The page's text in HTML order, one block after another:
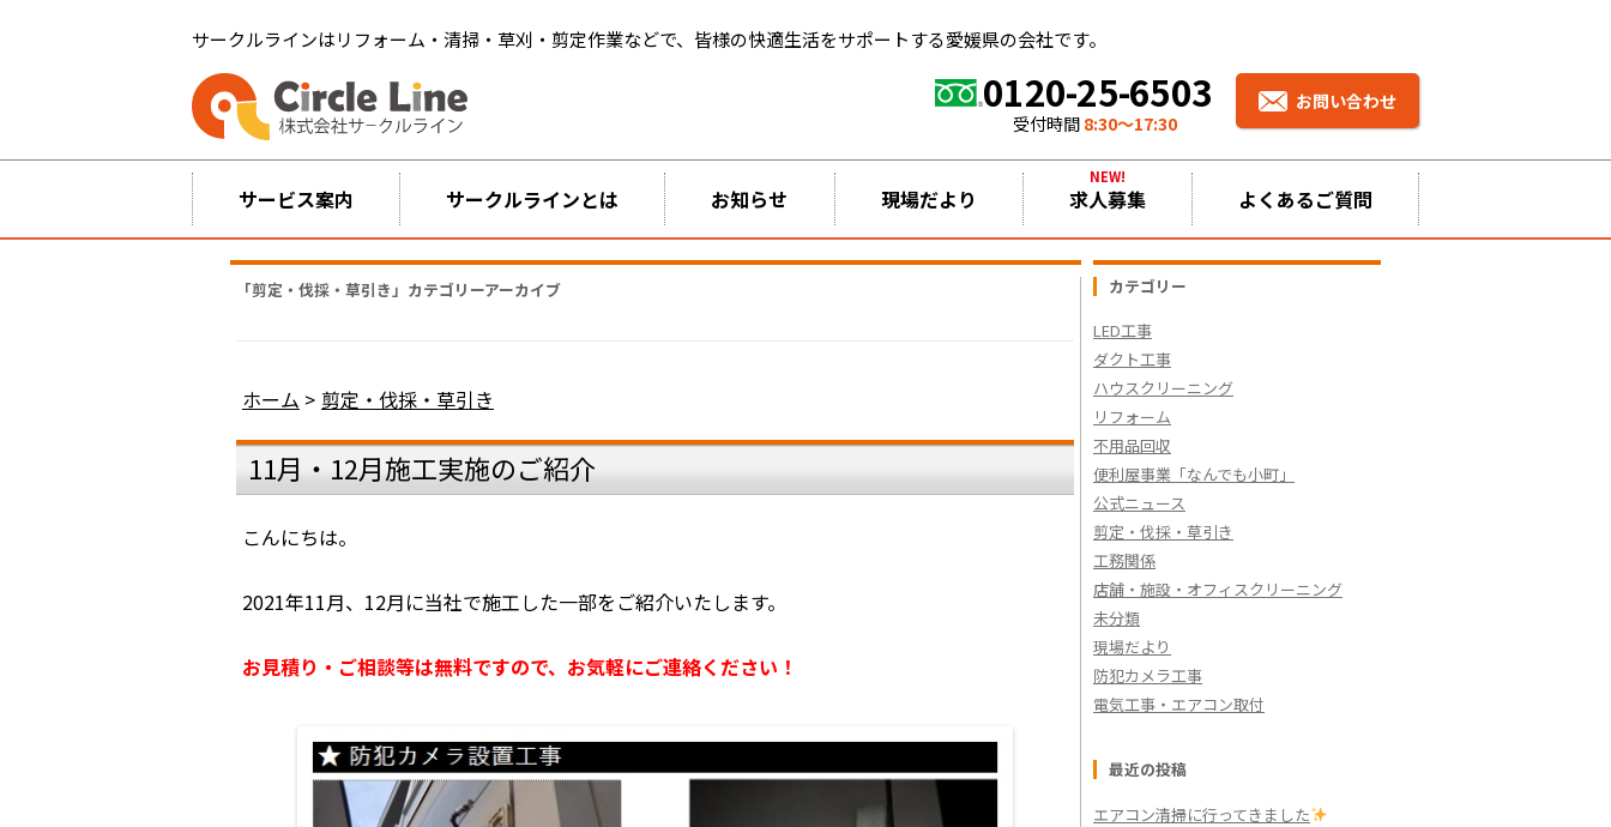
サークルラインはリフォーム・清掃・草刈・剪定作業などで、皆様の快適生活をサポートする愛媛県の会社です。
0120-25-6503
受付時間 8:30〜17:30
お問い合わせ
サービス案内 サークルラインとは お知らせ 現場だより 求人募集
NEW!
よくあるご質問
「剪定・伐採・草引き」カテゴリーアーカイブ
ホーム > 剪定・伐採・草引き
11月・12月施工実施のご紹介
こんにちは。
2021年11月、12月に当社で施工した一部をご紹介いたします。
お見積り・ご相談等は無料ですので、お気軽にご連絡ください！
カテゴリー
LED工事
ダクト工事
ハウスクリーニング
リフォーム
不用品回収
便利屋事業「なんでも小町」
公式ニュース
剪定・伐採・草引き
工務関係
店舗・施設・オフィスクリーニング
未分類
現場だより
防犯カメラ工事
電気工事・エアコン取付
最近の投稿
エアコン清掃に行ってきました